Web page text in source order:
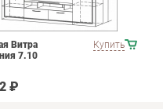
Купить
Витра
7.10
₽